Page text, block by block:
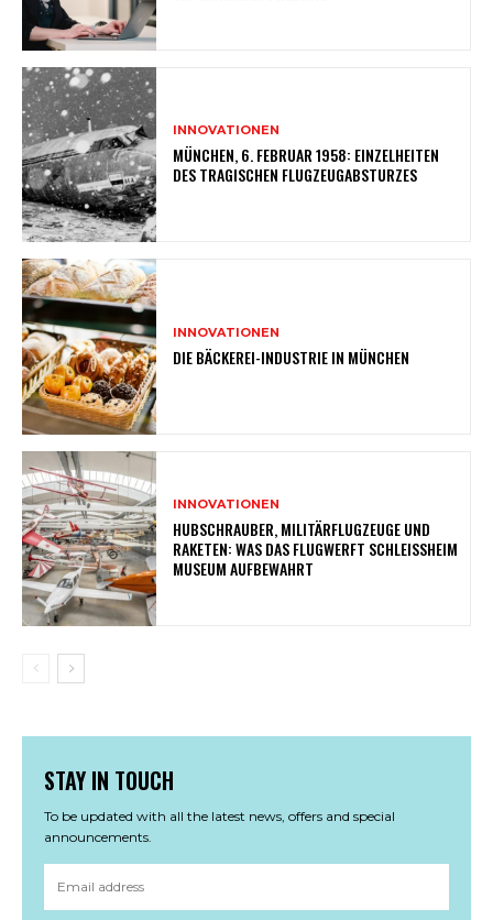
INNOVATIONEN
MÜNCHEN, 6. FEBRUAR 1958: EINZELHEITEN
DES TRAGISCHEN FLUGZEUGABSTURZES
INNOVATIONEN
DIE BÄCKEREI-INDUSTRIE IN MÜNCHEN
INNOVATIONEN
HUBSCHRAUBER, MILITÄRFLUGZEUGE UND
RAKETEN: WAS DAS FLUGWERFT SCHLEISSHEIM M
USEUM AUFBEWAHRT
STAY IN TOUCH
To be updated with all the latest news, offers and special
announcements.